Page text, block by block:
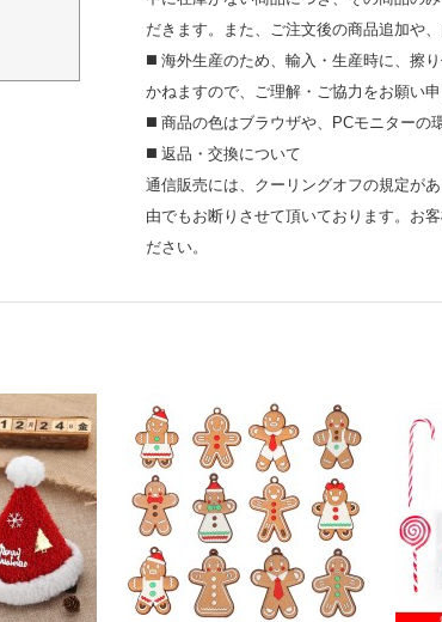
だきます。また、ご注文後の商品追加や
◼️ 海外⽣産のため、輸⼊・⽣産時に、擦
かねますので、ご理解・ご協⼒をお願い申
◼️ 商品の⾊はブラウザや、PCモニターの
◼️ 返品・交換について
通信販売には、クーリングオフの規定が
由でもお断りさせて頂いております。お
ださい。